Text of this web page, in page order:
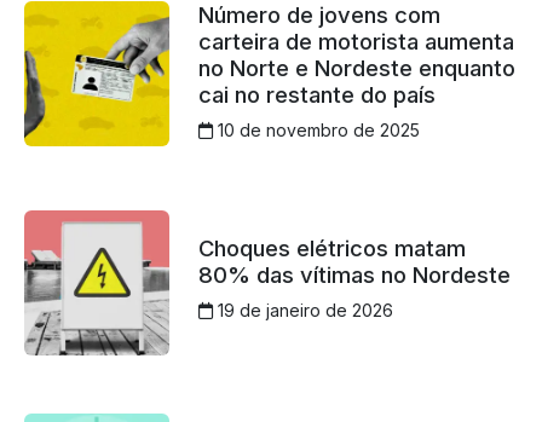
Número de jovens com
carteira de motorista aumenta
no Norte e Nordeste enquanto
cai no restante do país
10 de novembro de 2025
Choques elétricos matam
80% das vítimas no Nordeste
19 de janeiro de 2026